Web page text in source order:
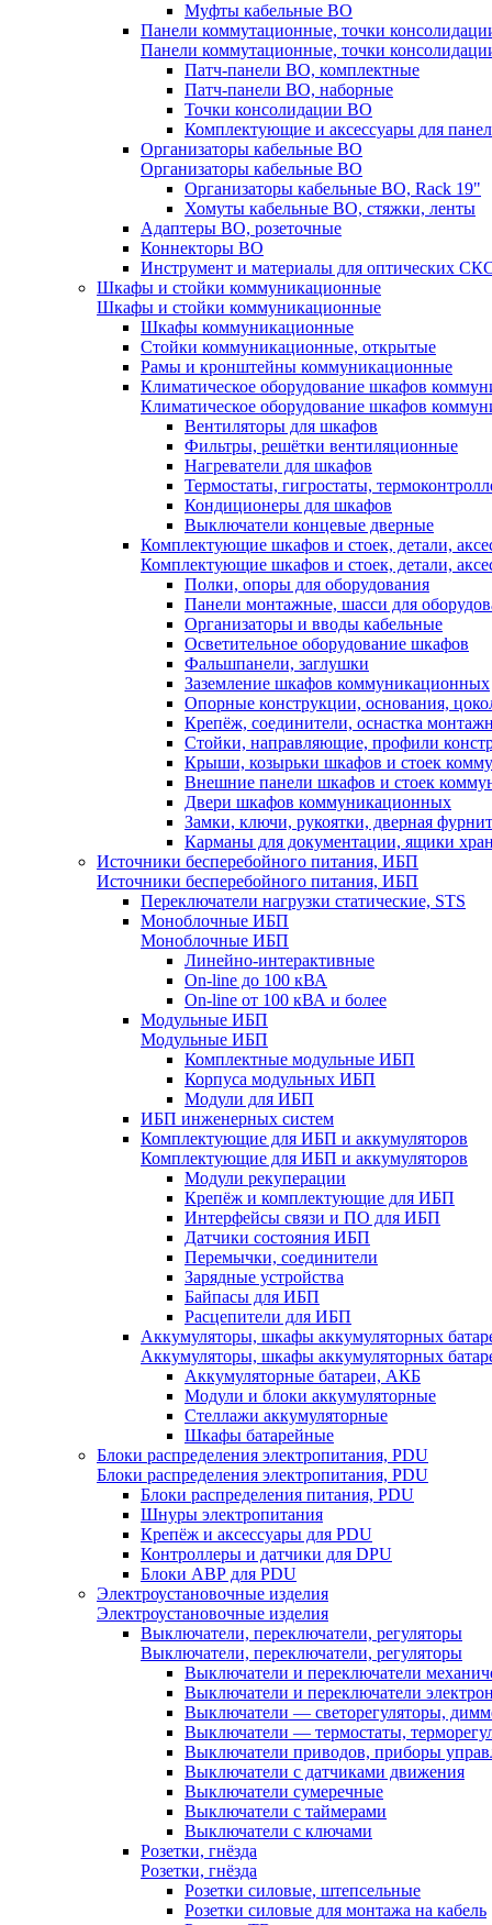
Муфты кабельные ВО
Панели коммутационные, точки
Панели коммутационные, точки
Патч-панели ВО, комплектные
Патч-панели ВО, наборные
Точки консолидации ВО
Комплектующие и аксессуары для
Организаторы кабельные ВО
Организаторы кабельные ВО
Организаторы кабельные ВО, Rack 19"
Хомуты кабельные ВО, стяжки, ленты
Адаптеры ВО, розеточные
Коннекторы ВО
Инструмент и материалы для оптических
Шкафы и стойки коммуникационные
Шкафы и стойки коммуникационные
Шкафы коммуникационные
Стойки коммуникационные, открытые
Рамы и кронштейны коммуникационные
Климатическое оборудование шкафов
Климатическое оборудование шкафов
Вентиляторы для шкафов
Фильтры, решётки вентиляционные
Нагреватели для шкафов
Термостаты, гигростаты,
Кондиционеры для шкафов
Выключатели концевые дверные
Комплектующие шкафов и стоек, детали,
Комплектующие шкафов и стоек, детали,
Полки, опоры для оборудования
Панели монтажные, шасси для
Организаторы и вводы кабельные
Осветительное оборудование шкафов
Фальшпанели, заглушки
Заземление шкафов коммуникационных
Опорные конструкции, основания,
Крепёж, соединители, оснастка
Стойки, направляющие, профили
Крыши, козырьки шкафов и стоек
Внешние панели шкафов и стоек
Двери шкафов коммуникационных
Замки, ключи, рукоятки, дверная
Карманы для документации, ящики
Источники бесперебойного питания, ИБП
Источники бесперебойного питания, ИБП
Переключатели нагрузки статические, STS
Моноблочные ИБП
Моноблочные ИБП
Линейно-интерактивные
On-line до 100 кВА
On-line от 100 кВА и более
Модульные ИБП
Модульные ИБП
Комплектные модульные ИБП
Корпуса модульных ИБП
Модули для ИБП
ИБП инженерных систем
Комплектующие для ИБП и аккумуляторов
Комплектующие для ИБП и аккумуляторов
Модули рекуперации
Крепёж и комплектующие для ИБП
Интерфейсы связи и ПО для ИБП
Датчики состояния ИБП
Перемычки, соединители
Зарядные устройства
Байпасы для ИБП
Расцепители для ИБП
Аккумуляторы, шкафы аккумуляторных
Аккумуляторы, шкафы аккумуляторных
Аккумуляторные батареи, АКБ
Модули и блоки аккумуляторные
Стеллажи аккумуляторные
Шкафы батарейные
Блоки распределения электропитания, PDU
Блоки распределения электропитания, PDU
Блоки распределения питания, PDU
Шнуры электропитания
Крепёж и аксессуары для PDU
Контроллеры и датчики для DPU
Блоки АВР для PDU
Электроустановочные изделия
Электроустановочные изделия
Выключатели, переключатели, регуляторы
Выключатели, переключатели, регуляторы
Выключатели и переключатели
Выключатели и переключатели
Выключатели — светорегуляторы,
Выключатели — термостаты,
Выключатели приводов, приборы
Выключатели с датчиками движения
Выключатели сумеречные
Выключатели с таймерами
Выключатели с ключами
Розетки, гнёзда
Розетки, гнёзда
Розетки силовые, штепсельные
Розетки силовые для монтажа на кабель